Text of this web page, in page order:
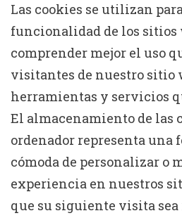
Las cookies se utilizan
funcionalidad de los sitios
comprender mejor el uso
visitantes de nuestro sitio
herramientas y servicios
El almacenamiento de las
ordenador representa una
cómoda de personalizar o
experiencia en nuestros
que su siguiente visita sea